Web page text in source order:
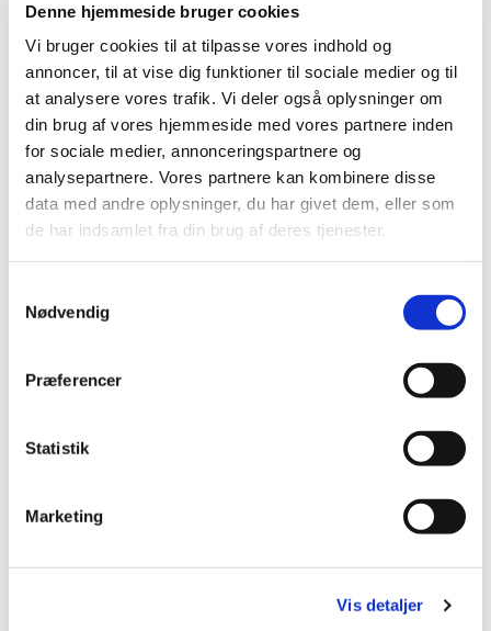
Denne hjemmeside bruger cookies
Vi bruger cookies til at tilpasse vores indhold og
annoncer, til at vise dig funktioner til sociale medier og til
at analysere vores trafik. Vi deler også oplysninger om
din brug af vores hjemmeside med vores partnere inden
for sociale medier, annonceringspartnere og
analysepartnere. Vores partnere kan kombinere disse
data med andre oplysninger, du har givet dem, eller som
de har indsamlet fra din brug af deres tjenester.
Nødvendig
Præferencer
Statistik
Marketing
Vis detaljer
Du vil måske også kunne lide...